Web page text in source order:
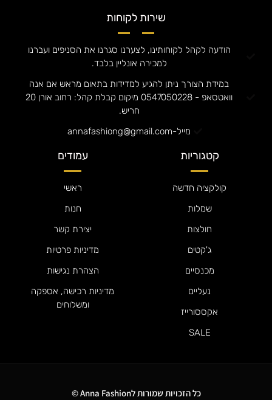
שירות לקוחות
הודעה לקהל לקוחותינו, לצערנו סגרנו את הסניפים ועברנו
למכירה אונליין בלבד.
במידת הצורך ניתן להגיע למדידות בתאום מראש אם אנה
וואטסאפ - 0547050228 מיקום קבלת קהל: רחוב אורן 20
קטגוריות
קולקציה חדשה
אקססורייז
עמודים
יצירת קשר
מדיניות פרטיות
הצהרת נגישות
מדיניות רכישה, אספקה
ומשלוחים
כל הזכויות שמורות לAnna Fashion ©